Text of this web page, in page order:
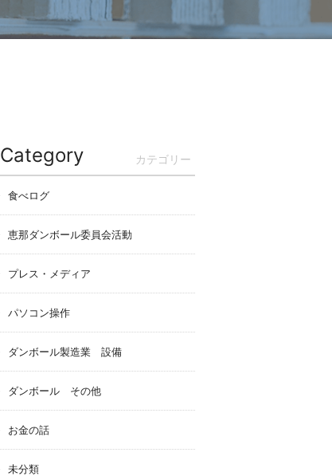
Category カテゴリー
食べログ
恵那ダンボール委員会活動
プレス・メディア
パソコン操作
ダンボール製造業 設備
ダンボール その他
お金の話
未分類